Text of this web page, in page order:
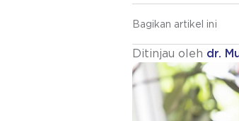
Bagikan artikel ini
Ditinjau oleh dr.